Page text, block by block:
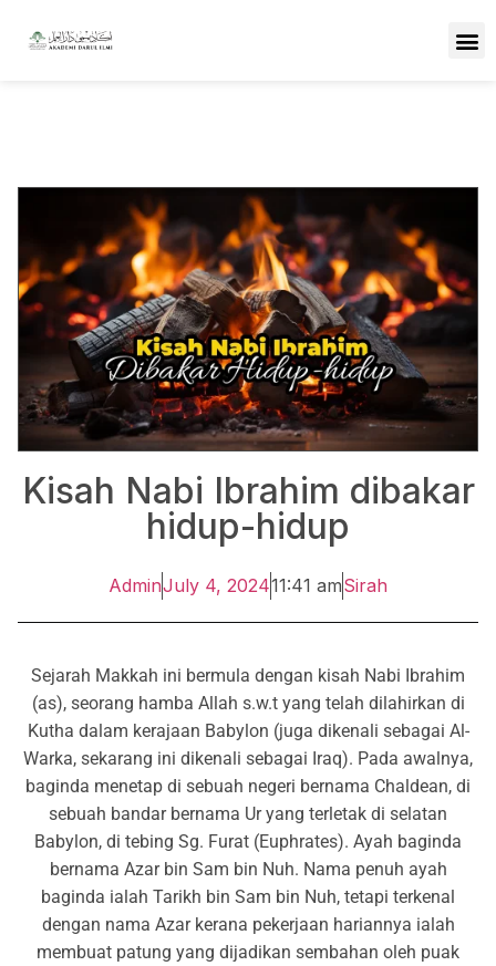
Kisah Nabi Ibrahim dibakar
hidup-hidup
AdminJuly 4, 202411:41 amSirah
Sejarah Makkah ini bermula dengan kisah Nabi Ibrahim
(as), seorang hamba Allah s.w.t yang telah dilahirkan di
Kutha dalam kerajaan Babylon (juga dikenali sebagai Al-
Warka, sekarang ini dikenali sebagai Iraq). Pada awalnya,
baginda menetap di sebuah negeri bernama Chaldean, di
sebuah bandar bernama Ur yang terletak di selatan
Babylon, di tebing Sg. Furat (Euphrates). Ayah baginda
bernama Azar bin Sam bin Nuh. Nama penuh ayah
baginda ialah Tarikh bin Sam bin Nuh, tetapi terkenal
dengan nama Azar kerana pekerjaan hariannya ialah
membuat patung yang dijadikan sembahan oleh puak